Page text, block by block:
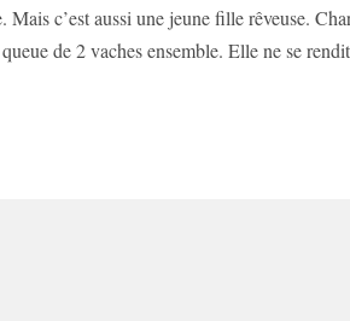
c’est aussi une jeune fille rêveuse.
de 2 vaches ensemble. Elle ne se